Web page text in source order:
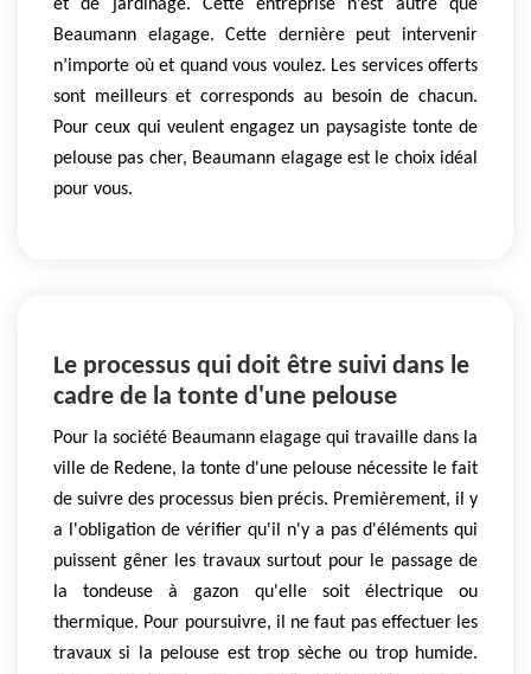
et de jardinage. Cette entreprise n’est autre que
Beaumann elagage. Cette dernière peut intervenir
n’importe où et quand vous voulez. Les services offerts
sont meilleurs et corresponds au besoin de chacun.
Pour ceux qui veulent engagez un paysagiste tonte de
pelouse pas cher, Beaumann elagage est le choix idéal
pour vous.
Le processus qui doit être suivi dans le
cadre de la tonte d'une pelouse
Pour la société Beaumann elagage qui travaille dans la
ville de Redene, la tonte d'une pelouse nécessite le fait
de suivre des processus bien précis. Premièrement, il y
a l'obligation de vérifier qu'il n'y a pas d'éléments qui
puissent gêner les travaux surtout pour le passage de
la tondeuse à gazon qu'elle soit électrique ou
thermique. Pour poursuivre, il ne faut pas effectuer les
travaux si la pelouse est trop sèche ou trop humide.